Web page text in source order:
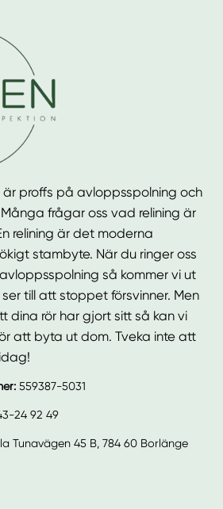
är proffs på avloppsspolning och
frågar oss vad relining är
relining är det moderna
stambyte. När du ringer oss
så kommer vi ut
till att stoppet försvinner. Men
dina rör har gjort sitt så kan vi
att byta ut dom. Tveka inte att
559387-5031
24 92 49
Tunavägen 45 B, 784 60 Borlänge